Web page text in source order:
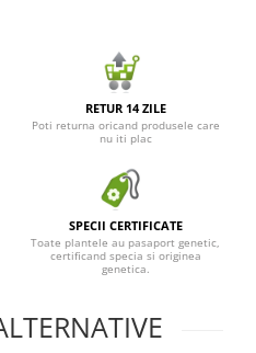
RETUR 14 ZILE
Poti returna oricand produsele care
nu iti plac
SPECII CERTIFICATE
Toate plantele au pasaport genetic,
certificand specia si originea
genetica.